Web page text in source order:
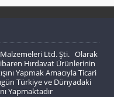
Ltd. Şti. Olarak
Hırdavat Ürünlerinin
Yapmak Amacıyla Ticari
Türkiye ve Dünyadaki
Yapmaktadır